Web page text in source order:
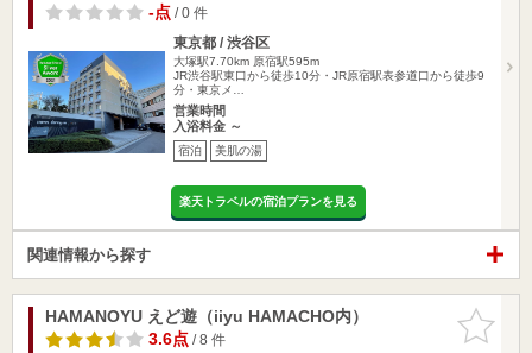
-点/ 0 件
東京都 / 渋谷区
大塚駅7.70km 原宿駅595m
JR渋谷駅東口から徒歩10分・JR原宿駅表参道口から徒歩9
分・東京メ…
営業時間
入浴料金 ～
宿泊 美肌の湯
楽天トラベルの宿泊プランを見る
関連情報から探す
お気に入
りに追加
HAMANOYU えど遊（iiyu HAMACHO内）
3.6点/ 8 件